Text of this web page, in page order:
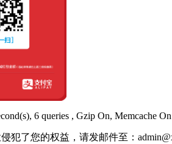
6 queries , Gzip On, Memcache
犯了您的权益，请发邮件至：